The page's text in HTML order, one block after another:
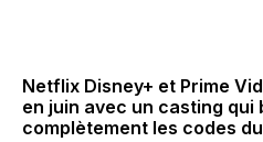
Netflix Disney+ et Prime
en juin avec un casting qui
complètement les codes